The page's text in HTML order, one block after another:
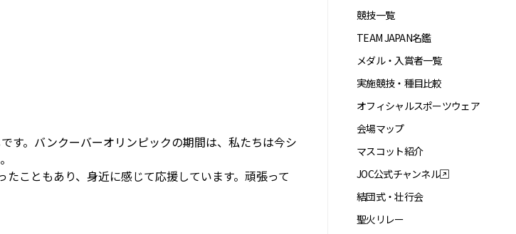
す。バンクーバーオリンピックの期間は、私たちは今シ
こともあり、身近に感じて応援しています。頑張って
競技一覧
TEAM JAPAN名鑑
メダル・入賞者一覧
実施競技・種目比較
オフィシャルスポーツウェア
会場マップ
マスコット紹介
JOC公式チャンネル
結団式・壮行会
聖火リレー